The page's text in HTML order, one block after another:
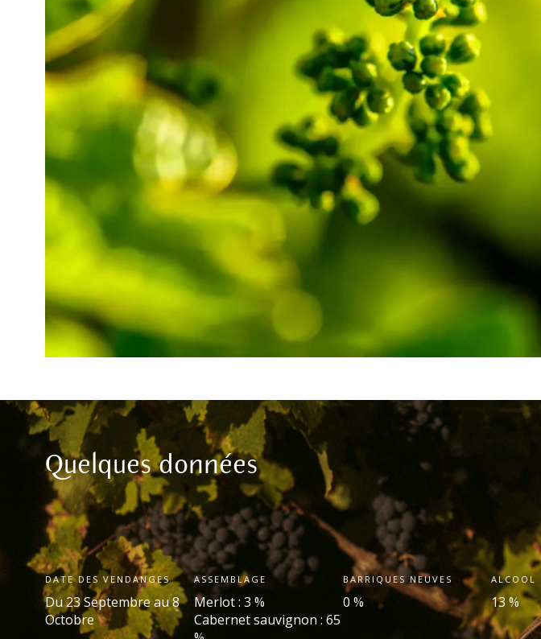
Quelques données
DATE DES VENDANGES
Du 23 Septembre au 8
Octobre
ASSEMBLAGE
Merlot : 3 %
Cabernet sauvignon : 65
BARRIQUES NEUVES
0 %
ALCOOL
13 %